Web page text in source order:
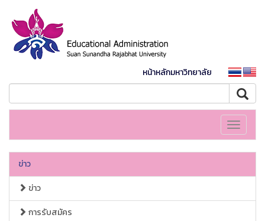
หน้าหลักมหาวิทยาลัย
Toggle
ข่าว
ข่าว
การรับสมัคร